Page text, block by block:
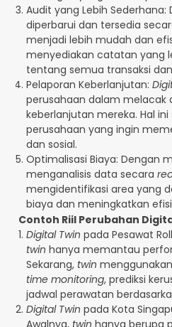
Audit yang Lebih
diperbarui dan tersedia
menjadi lebih mudah dan
menyediakan catatan yang
tentang semua transaksi
Pelaporan Keberlanjutan:
perusahaan dalam melacak
keberlanjutan mereka. Hal
perusahaan yang ingin
dan sosial.
Optimalisasi Biaya: Dengan
menganalisis data secara
mengidentifikasi area yang
biaya dan meningkatkan
Contoh Riil Perubahan
Digital Twin pada Pesawat
twinhanya memantau
Sekarang, twin
time monitoring, prediksi
jadwal perawatan
Digital Twin pada Kota
Awalnya, twinhanya berupa